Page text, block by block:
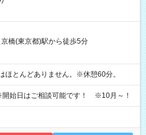
京橋(東京都)駅から徒歩5分
とんどありません。※休憩60分。
始日はご相談可能です！ ※10月～！